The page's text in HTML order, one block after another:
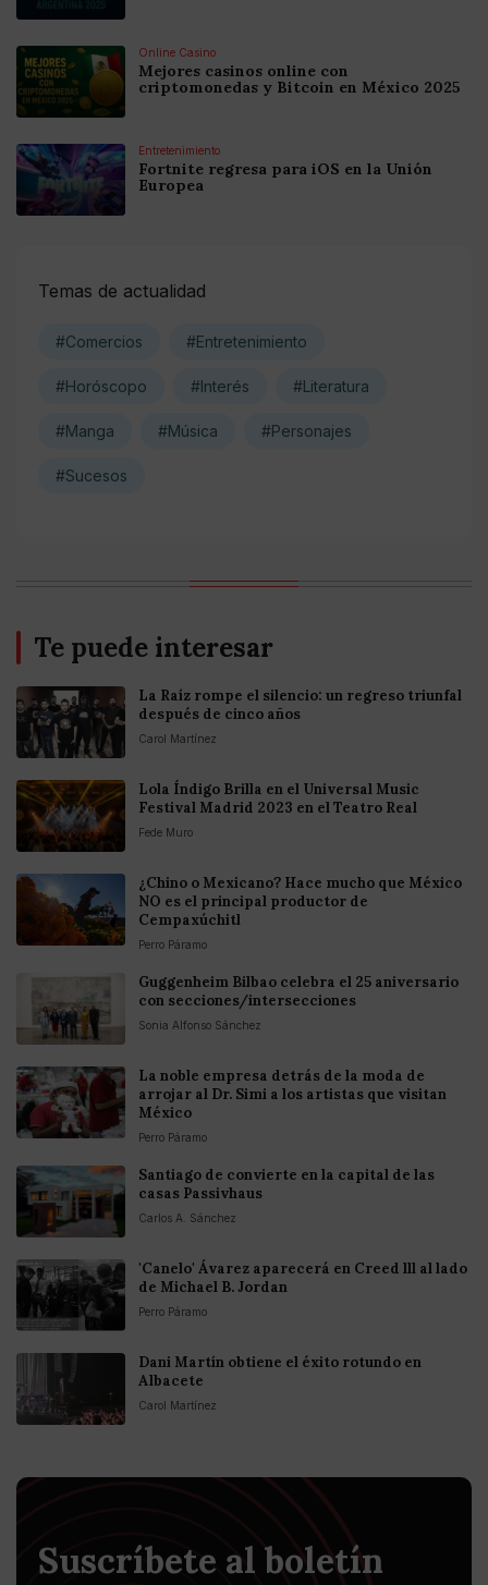
Online Casino
Mejores casinos online con
criptomonedas y Bitcoin en México 2025
Entretenimiento
Fortnite regresa para iOS en la Unión
Europea
Temas de actualidad
#Comercios #Entretenimiento
#Horóscopo #Interés #Literatura
#Manga #Música #Personajes
#Sucesos
Te puede interesar
La Raíz rompe el silencio: un regreso triunfal
después de cinco años
Carol Martínez
Lola Índigo Brilla en el Universal Music
Festival Madrid 2023 en el Teatro Real
Fede Muro
¿Chino o Mexicano? Hace mucho que México
NO es el principal productor de
Cempaxúchitl
Perro Páramo
Guggenheim Bilbao celebra el 25 aniversario
con secciones/intersecciones
Sonia Alfonso Sánchez
La noble empresa detrás de la moda de
arrojar al Dr. Simi a los artistas que visitan
México
Perro Páramo
Santiago de convierte en la capital de las
casas Passivhaus
Carlos A. Sánchez
'Canelo' Ávarez aparecerá en Creed lll al lado
de Michael B. Jordan
Perro Páramo
Dani Martín obtiene el éxito rotundo en
Albacete
Carol Martínez
Suscríbete al boletín